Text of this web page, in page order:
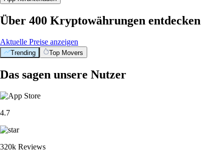
Über 400 Kryptowährungen entdecken
Aktuelle Preise anzeigen
Trending Top Movers
Das sagen unsere Nutzer
4.7
320k Reviews